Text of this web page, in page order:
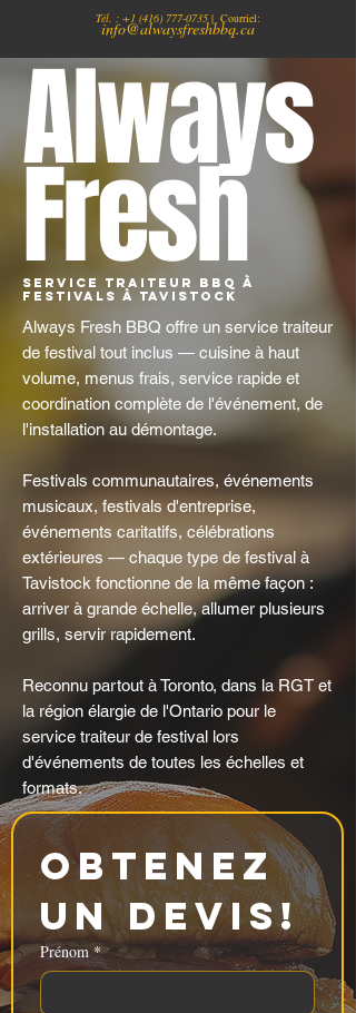
Tél. : +1 (416) 777-0735 | Courriel:
info@alwaysfreshbbq.ca
Always
Fresh
Service traiteur BBQ à
Festivals À Tavistock
Always Fresh BBQ offre un service traiteur
de festival tout inclus — cuisine à haut
volume, menus frais, service rapide et
coordination complète de l'événement, de
l'installation au démontage.
Festivals communautaires, événements
musicaux, festivals d'entreprise,
événements caritatifs, célébrations
extérieures — chaque type de festival à
Tavistock fonctionne de la même façon :
arriver à grande échelle, allumer plusieurs
grills, servir rapidement.
Reconnu partout à Toronto, dans la RGT et
la région élargie de l'Ontario pour le
service traiteur de festival lors
d'événements de toutes les échelles et
formats.
Obtenez
un devis!
Prénom *